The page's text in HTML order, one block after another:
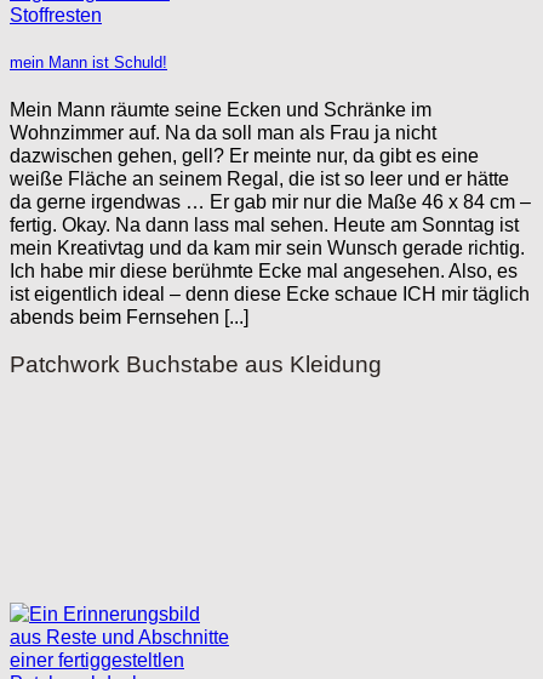
mein Mann ist Schuld!
Mein Mann räumte seine Ecken und Schränke im
Wohnzimmer auf. Na da soll man als Frau ja nicht
dazwischen gehen, gell? Er meinte nur, da gibt es eine
weiße Fläche an seinem Regal, die ist so leer und er hätte
da gerne irgendwas … Er gab mir nur die Maße 46 x 84 cm –
fertig. Okay. Na dann lass mal sehen. Heute am Sonntag ist
mein Kreativtag und da kam mir sein Wunsch gerade richtig.
Ich habe mir diese berühmte Ecke mal angesehen. Also, es
ist eigentlich ideal – denn diese Ecke schaue ICH mir täglich
abends beim Fernsehen [...]
Patchwork Buchstabe aus Kleidung